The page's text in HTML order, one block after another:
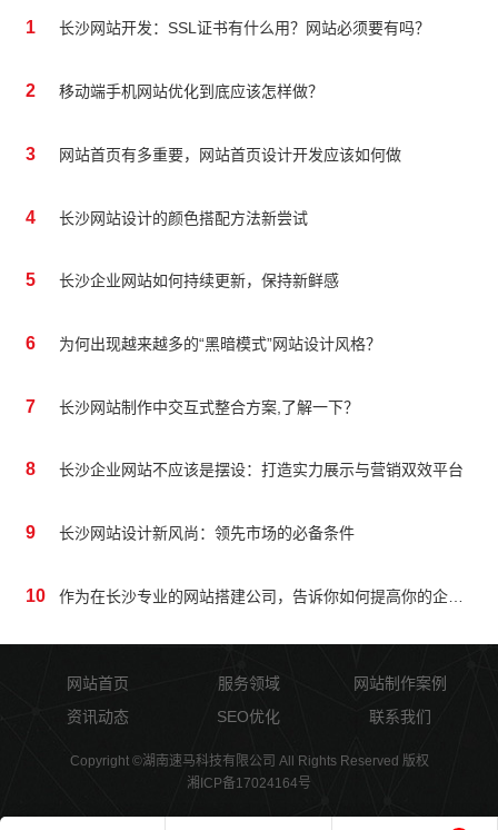
1 长沙网站开发：SSL证书有什么用？网站必须要有吗？
2 移动端手机网站优化到底应该怎样做？
3 网站首页有多重要，网站首页设计开发应该如何做
4 长沙网站设计的颜色搭配方法新尝试
5 长沙企业网站如何持续更新，保持新鲜感
6 为何出现越来越多的“黑暗模式”网站设计风格？
7 长沙网站制作中交互式整合方案,了解一下？
8 长沙企业网站不应该是摆设：打造实力展示与营销双效平台
9 长沙网站设计新风尚：领先市场的必备条件
10
网站首页 服务领域
网站制作案例
资讯动态
SEO优化 联系我们
Copyright ©湖南速马科技有限公司 All Rights Reserved 版权
湘ICP备17024164号